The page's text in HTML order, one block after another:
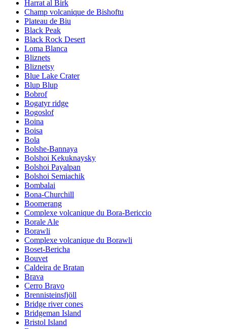
Harrat al Birk
Champ volcanique de Bishoftu
Plateau de Biu
Black Peak
Black Rock Desert
Loma Blanca
Bliznets
Bliznetsy
Blue Lake Crater
Blup Blup
Bobrof
Bogatyr ridge
Bogoslof
Boina
Boisa
Bola
Bolshe-Bannaya
Bolshoi Kekuknaysky
Bolshoi Payalpan
Bolshoi Semiachik
Bombalai
Bona-Churchill
Boomerang
Complexe volcanique du Bora-Bericcio
Borale Ale
Borawli
Complexe volcanique du Borawli
Boset-Bericha
Bouvet
Caldeira de Bratan
Brava
Cerro Bravo
Brennisteinsfjöll
Bridge river cones
Bridgeman Island
Bristol Island